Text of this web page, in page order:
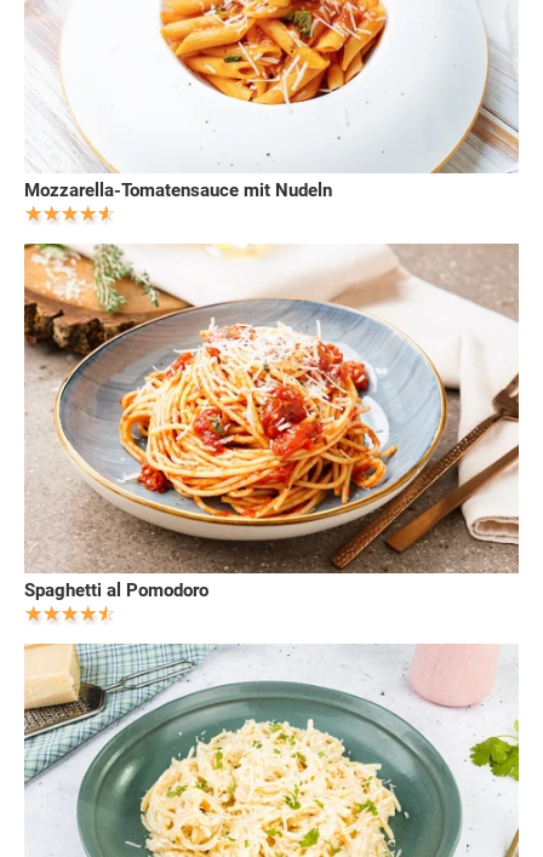
Mozzarella-Tomatensauce mit Nudeln
Spaghetti al Pomodoro